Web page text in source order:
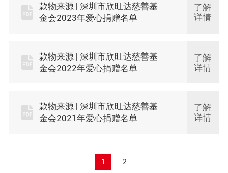
款物来源 | 深圳市欣旺达慈善基
金会2023年爱心捐赠名单
了解
详情
款物来源 | 深圳市欣旺达慈善基
金会2022年爱心捐赠名单
了解
详情
款物来源 | 深圳市欣旺达慈善基
金会2021年爱心捐赠名单
了解
详情
1 2